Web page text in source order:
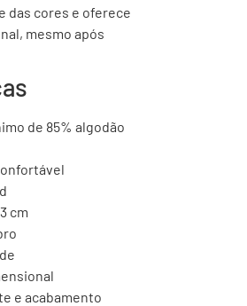
das cores e oferece
mesmo após
de 85% algodão
cm
e acabamento